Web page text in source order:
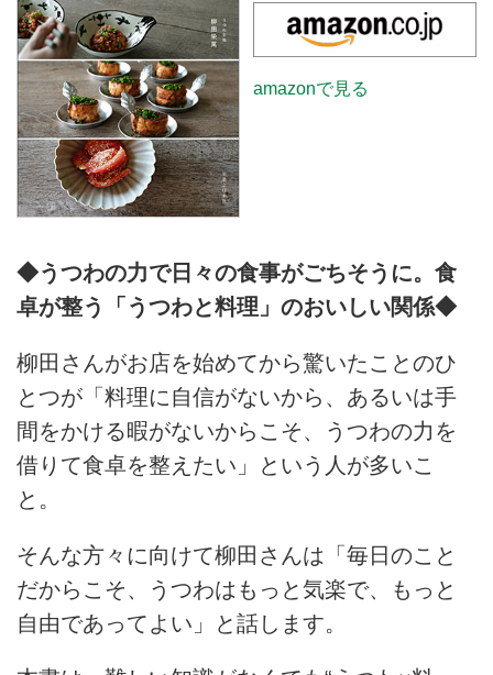
amazonで見る
◆うつわの力で日々の食事がごちそうに。食
卓が整う「うつわと料理」のおいしい関係◆
柳田さんがお店を始めてから驚いたことのひ
とつが「料理に自信がないから、あるいは手
間をかける暇がないからこそ、うつわの力を
借りて食卓を整えたい」という人が多いこ
と。
そんな方々に向けて柳田さんは「毎日のこと
だからこそ、うつわはもっと気楽で、もっと
自由であってよい」と話します。